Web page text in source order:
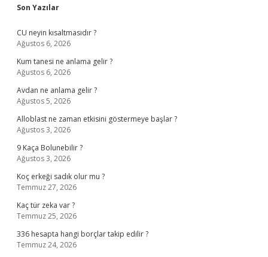
Sidebar
Son Yazılar
CU neyin kısaltmasıdır ?
Ağustos 6, 2026
Kum tanesi ne anlama gelir ?
Ağustos 6, 2026
Avdan ne anlama gelir ?
Ağustos 5, 2026
Alloblast ne zaman etkisini göstermeye başlar ?
Ağustos 3, 2026
9 Kaça Bolunebilir ?
Ağustos 3, 2026
Koç erkeği sadık olur mu ?
Temmuz 27, 2026
Kaç tür zeka var ?
Temmuz 25, 2026
336 hesapta hangi borçlar takip edilir ?
Temmuz 24, 2026